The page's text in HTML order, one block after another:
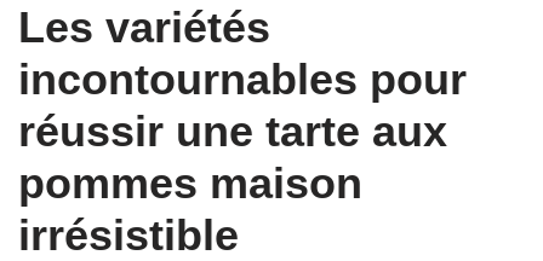
Les variétés
incontournables pour
réussir une tarte aux
pommes maison
irrésistible